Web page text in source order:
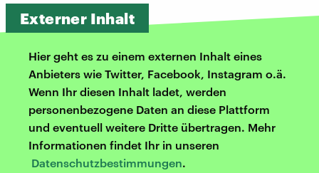
Externer Inhalt
Hier geht es zu einem externen Inhalt eines
Anbieters wie Twitter, Facebook, Instagram o.ä.
Wenn Ihr diesen Inhalt ladet, werden
personenbezogene Daten an diese Plattform
und eventuell weitere Dritte übertragen. Mehr
Informationen findet Ihr in unseren
Datenschutzbestimmungen.